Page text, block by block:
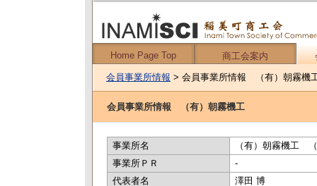
Home Page Top 商工会案内
会員事業所情報 > 会員事業所情報 （有）朝霧機
会員事業所情報 （有）朝霧機工
事業所名
（有）朝霧機工
事業所ＰＲ
-
代表者名
澤田 博